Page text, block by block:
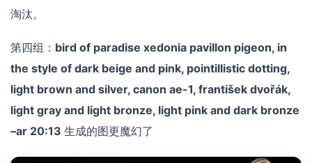
淘汰。
第四组： bird of paradise xedonia pavillon pigeon, in
the style of dark beige and pink, pointillistic dotting,
light brown and silver, canon ae-1, františek dvořák,
light gray and light bronze, light pink and dark bronze
–ar 20:13 生成的图更魔幻了